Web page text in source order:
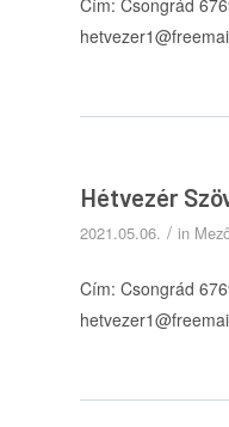
Hétvezér
2021.05.06. / in
Cím: Csongrád